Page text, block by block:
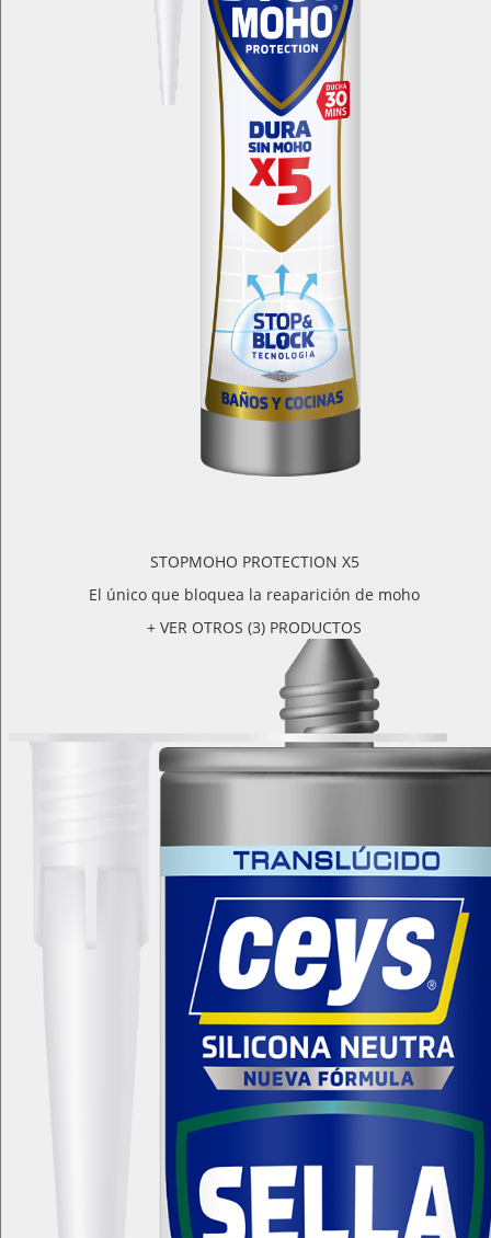
STOPMOHO PROTECTION X5
El único que bloquea la reaparición de moho
+ VER OTROS (3) PRODUCTOS